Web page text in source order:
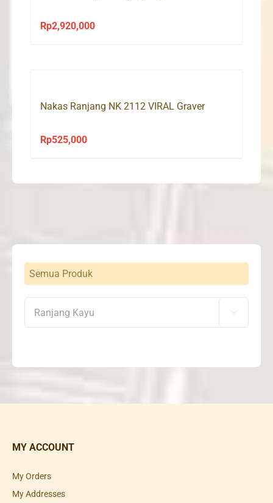
Rp2,920,000
Nakas Ranjang NK 2112 VIRAL Graver
Rp525,000
Semua Produk

MY ACCOUNT
My Orders
My Addresses